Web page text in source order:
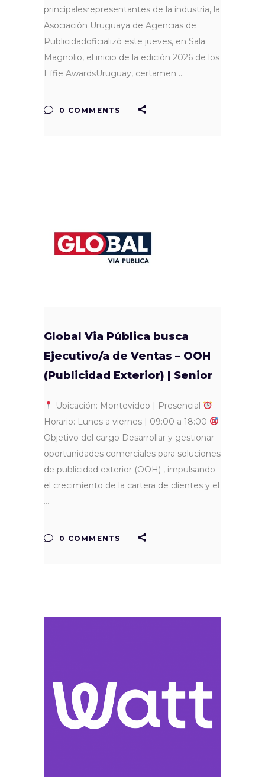
principalesrepresentantes de la industria, la
Asociación Uruguaya de Agencias de
Publicidadoficializó este jueves, en Sala
Magnolio, el inicio de la edición 2026 de los
Effie AwardsUruguay, certamen
0 COMMENTS
Global Via Pública busca
Ejecutivo/a de Ventas – OOH
(Publicidad Exterior) | Senior
Ubicación: Montevideo | Presencial
Horario: Lunes a viernes | 09:00 a 18:00
Objetivo del cargo Desarrollar y gestionar
oportunidades comerciales para soluciones
de publicidad exterior (OOH) , impulsando
el crecimiento de la cartera de clientes y el
0 COMMENTS